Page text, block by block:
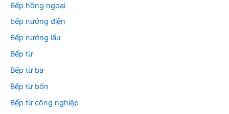
Bếp hồng ngoại
bếp nướng điện
Bếp nướng lẩu
Bếp từ
Bếp từ ba
Bếp từ bốn
Bếp từ công nghiệp